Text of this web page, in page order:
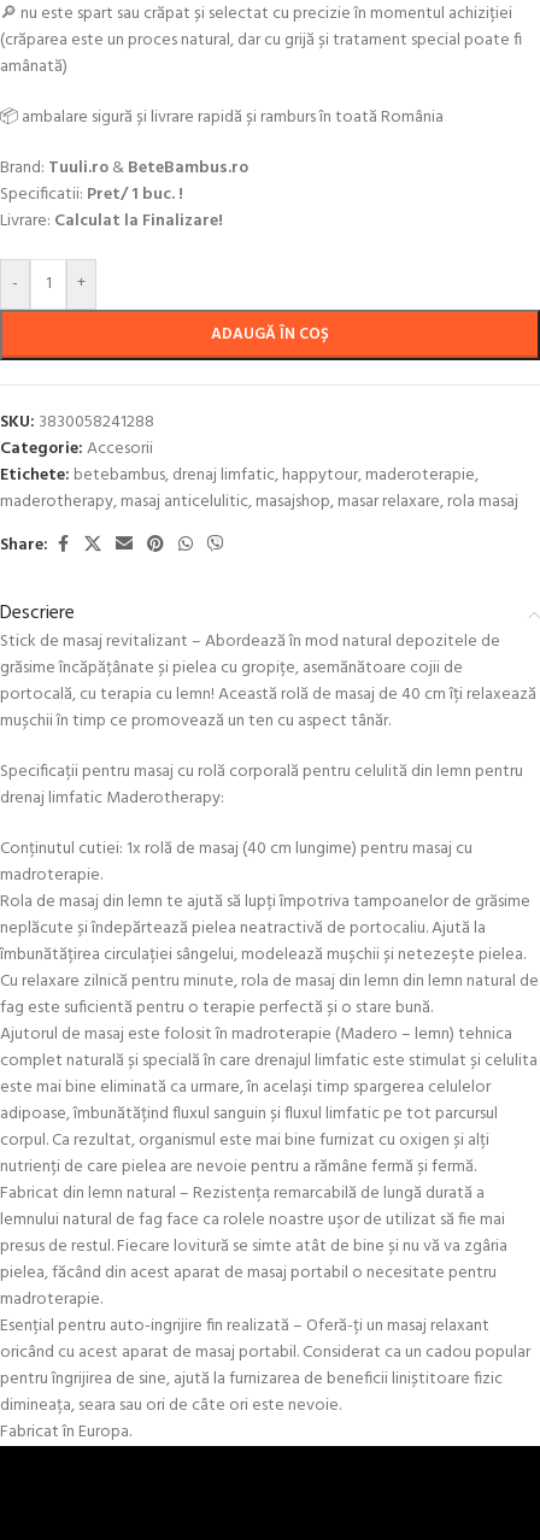
🔎 nu este spart sau crăpat și selectat cu precizie în momentul achiziției
(crăparea este un proces natural, dar cu grijă și tratament special poate fi
amânată)
📦 ambalare sigură și livrare rapidă și ramburs în toată România
Brand: Tuuli.ro&BeteBambus.ro
Specificatii: Pret/ 1 buc. !
Livrare: Calculat la Finalizare!
- +
ADAUGĂ ÎN COȘ
SKU: 3830058241288
Categorie:Accesorii
Etichete: betebambus,drenaj limfatic,happytour,maderoterapie,
maderotherapy,masaj anticelulitic,masajshop,masar relaxare,rola masaj
Share:
Descriere
Stick de masaj revitalizant – Abordează în mod natural depozitele de
grăsime încăpățânate și pielea cu gropițe, asemănătoare cojii de
portocală, cu terapia cu lemn! Această rolă de masaj de 40 cm îți relaxează
mușchii în timp ce promovează un ten cu aspect tânăr.
Specificații pentru masaj cu rolă corporală pentru celulită din lemn pentru
drenaj limfatic Maderotherapy:
Conținutul cutiei: 1x rolă de masaj (40 cm lungime) pentru masaj cu
madroterapie.
Rola de masaj din lemn te ajută să lupți împotriva tampoanelor de grăsime
neplăcute și îndepărtează pielea neatractivă de portocaliu. Ajută la
îmbunătățirea circulației sângelui, modelează mușchii și netezește pielea.
Cu relaxare zilnică pentru minute, rola de masaj din lemn din lemn natural de
fag este suficientă pentru o terapie perfectă și o stare bună.
Ajutorul de masaj este folosit în madroterapie (Madero – lemn) tehnica
complet naturală și specială în care drenajul limfatic este stimulat și celulita
este mai bine eliminată ca urmare, în același timp spargerea celulelor
adipoase, îmbunătățind fluxul sanguin și fluxul limfatic pe tot parcursul
corpul. Ca rezultat, organismul este mai bine furnizat cu oxigen și alți
nutrienți de care pielea are nevoie pentru a rămâne fermă și fermă.
Fabricat din lemn natural – Rezistența remarcabilă de lungă durată a
lemnului natural de fag face ca rolele noastre ușor de utilizat să fie mai
presus de restul. Fiecare lovitură se simte atât de bine și nu vă va zgâria
pielea, făcând din acest aparat de masaj portabil o necesitate pentru
madroterapie.
Esențial pentru auto-ingrijire fin realizată – Oferă-ți un masaj relaxant
oricând cu acest aparat de masaj portabil. Considerat ca un cadou popular
pentru îngrijirea de sine, ajută la furnizarea de beneficii liniștitoare fizic
dimineața, seara sau ori de câte ori este nevoie.
Fabricat în Europa.